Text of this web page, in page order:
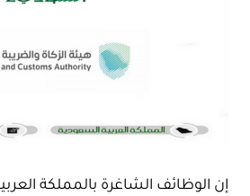
إن الوظائف الشاغرة بالمملكة